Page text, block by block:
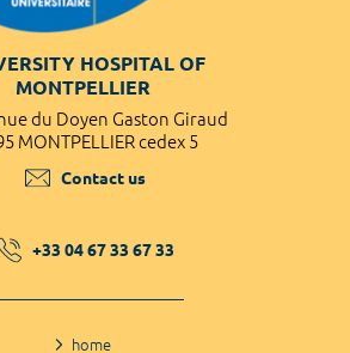
HOSPITAL OF
MONTPELLIER
du Doyen Gaston Giraud
MONTPELLIER cedex 5
Contact us
+33 04 67 33 67 33
home